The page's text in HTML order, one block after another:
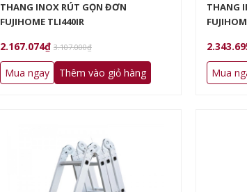
THANG INOX RÚT GỌN ĐƠN
FUJIHOME TLI440IR
2.167.074₫ 3.107.000₫
Mua ngay Thêm vào giỏ hàng
THANG
Mua